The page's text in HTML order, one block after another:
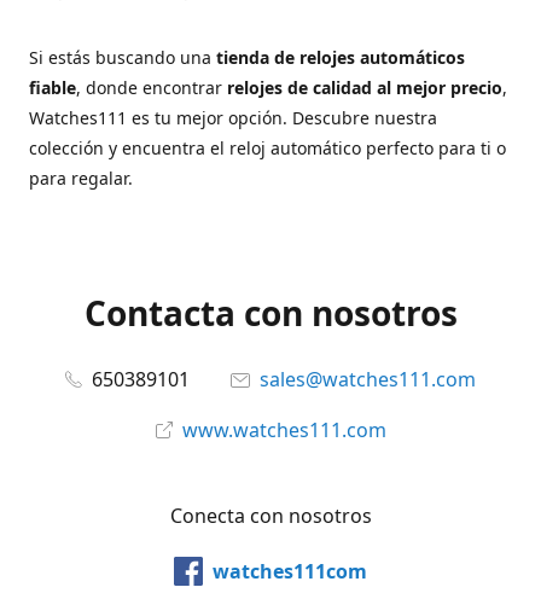
Si estás buscando una tienda de relojes automáticos
fiable, donde encontrar relojes de calidad al mejor precio,
Watches111 es tu mejor opción. Descubre nuestra
colección y encuentra el reloj automático perfecto para ti o
para regalar.
Contacta con nosotros
650389101
sales@watches111.com
www.watches111.com
Conecta con nosotros
watches111com